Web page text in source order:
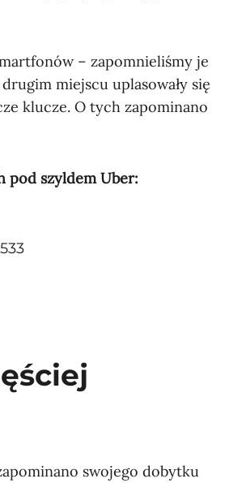
– zapomnieliśmy je
miejscu uplasowały się
klucze. O tych zapominano
pod szyldem Uber:
swojego dobytku